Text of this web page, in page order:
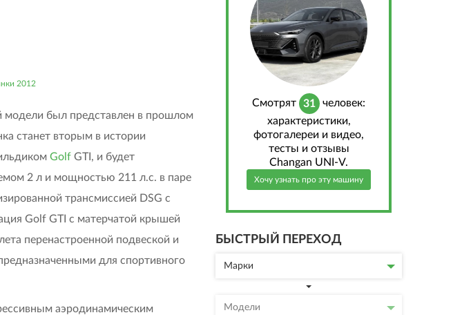
2012
модели был представлен в прошлом
станет вторым в истории
Golf GTI, и будет
2 л и мощностью 211 л.с. в паре
трансмиссией DSG с
Golf GTI с матерчатой крышей
перенастроенной подвеской и
для спортивного
аэродинамическим
Cмотрят 31
человек:
характеристики,
фотогалереи и видео,
тесты и отзывы
Changan UNI-V.
Хочу узнать про эту машину
БЫСТРЫЙ ПЕРЕХОД
Марки
Модели